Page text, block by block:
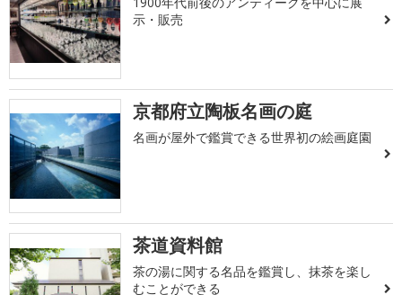
示・販売
京都府立陶板名画の庭
名画が屋外で鑑賞できる世界初の絵画庭園
茶道資料館
茶の湯に関する名品を鑑賞し、抹茶を楽し
むことができる